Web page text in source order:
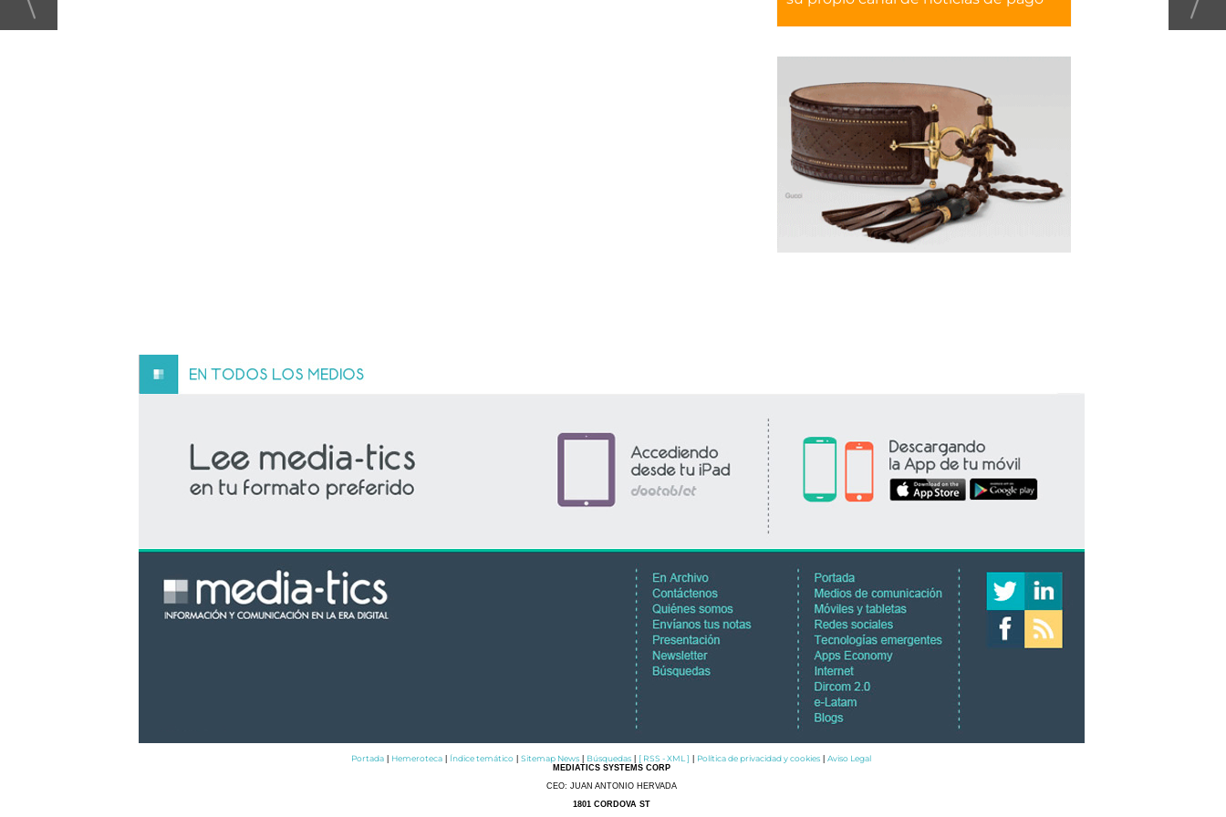
Portada Hemeroteca Índice temático Sitemap News Búsquedas [ RSS - XML ] Política de privacidad y cookies Aviso Legal
MEDIATICS SYSTEMS CORP
CEO: JUAN ANTONIO HERVADA
1801 CORDOVA ST